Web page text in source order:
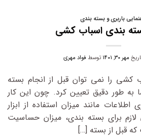
باربری و بسته بندی
بندی اسباب کشی
مهر ۳۰, ۱۴۰۱ توسط فواد مهری
کشی را نمی توان قبل از انجام بسته
به طور دقیق تعیین کرد. چون این کار
مانند میزان استفاده از ابزار
لازم برای بسته بندی، میزان حساسیت
قبل از بسته […]